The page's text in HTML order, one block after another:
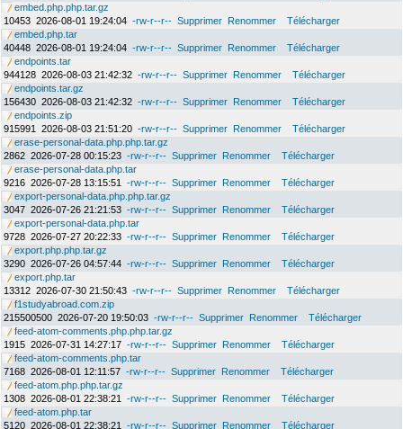
embed.php.php.tar.gz
10453 2026-08-01 19:24:04 -rw-r--r-- Supprimer Renommer
Télécharger
embed.php.tar
40448 2026-08-01 19:24:04 -rw-r--r-- Supprimer Renommer
Télécharger
endpoints.tar
944128 2026-08-03 21:42:32 -rw-r--r-- Supprimer Renommer
Télécharger
endpoints.tar.gz
156430 2026-08-03 21:42:32 -rw-r--r-- Supprimer Renommer
Télécharger
endpoints.zip
915991
2026-08-03 21:51:20 -rw-r--r-- Supprimer Renommer
Télécharger
erase-personal-data.php.php.tar.gz
2862 2026-07-28 00:15:23 -rw-r--r-- Supprimer Renommer
Télécharger
erase-personal-data.php.tar
9216 2026-07-28 13:15:51 -rw-r--r-- Supprimer Renommer
Télécharger
export-personal-data.php.php.tar.gz
3047 2026-07-26 21:21:53 -rw-r--r-- Supprimer Renommer
Télécharger
export-personal-data.php.tar
9728 2026-07-27 20:22:33 -rw-r--r-- Supprimer Renommer
Télécharger
export.php.php.tar.gz
3290 2026-07-26 04:57:44 -rw-r--r-- Supprimer Renommer
Télécharger
export.php.tar
13312 2026-07-30 21:50:43 -rw-r--r-- Supprimer Renommer
Télécharger
f1studyabroad.com.zip
215500500 2026-07-20 19:50:03 -rw-r--r-- Supprimer Renommer
Télécharger
feed-atom-comments.php.php.tar.gz
1915 2026-07-31 14:27:17 -rw-r--r-- Supprimer Renommer
Télécharger
feed-atom-comments.php.tar
7168 2026-08-01 12:11:57 -rw-r--r-- Supprimer Renommer
Télécharger
feed-atom.php.php.tar.gz
1308 2026-08-01 22:38:21 -rw-r--r-- Supprimer Renommer
Télécharger
feed-atom.php.tar
5120 2026-08-01 22:38:21 -rw-r--r-- Supprimer Renommer Télécharger